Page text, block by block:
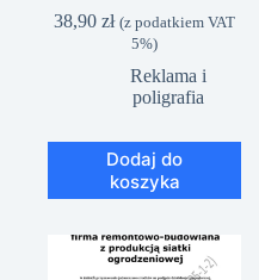
38,90zł (z podatkiem VAT
5%)
Reklama i
poligrafia
Dodaj do
koszyka